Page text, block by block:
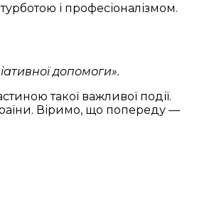
і професіоналізмом.
допомоги».
такої важливої події.
Віримо, що попереду —